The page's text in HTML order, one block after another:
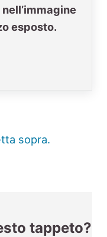
esposto.
tappeto?